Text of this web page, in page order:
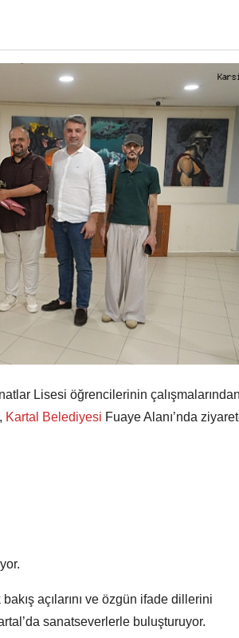
Lisesi öğrencilerinin çalışmalarından
, Kartal Belediyesi Fuaye Alanı’nda
açılarını ve özgün ifade dillerini
sanatseverlerle buluşturuyor.